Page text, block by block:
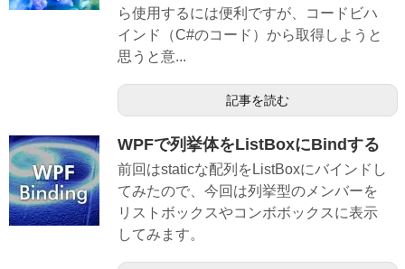
ら使用するには便利ですが、コードビハ
インド（C#のコード）から取得しようと
思うと意...
記事を読む
WPFで列挙体をListBoxにBindする
前回はstaticな配列をListBoxにバインドし
てみたので、今回は列挙型のメンバーを
リストボックスやコンボボックスに表示
してみます。